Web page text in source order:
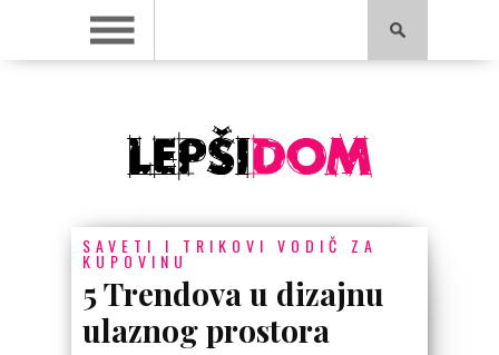
SAVETI I TRIKOVI VODIČ ZA
KUPOVINU
5 Trendova u dizajnu
ulaznog prostora